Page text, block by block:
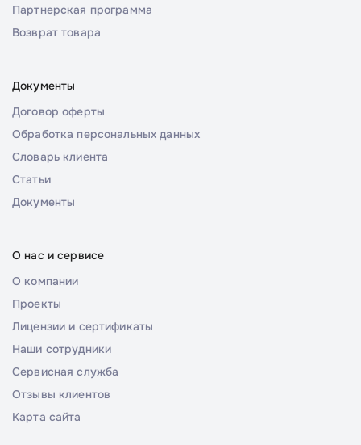
Партнерская программа
Возврат товара
Документы
Договор оферты
Обработка персональных данных
Словарь клиента
Статьи
Документы
О нас и сервисе
О компании
Проекты
Лицензии и сертификаты
Наши сотрудники
Сервисная служба
Отзывы клиентов
Карта сайта